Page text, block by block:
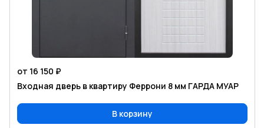
от 16 150 ₽
Входная дверь в квартиру Феррони 8 мм ГАРДА МУАР
В корзину